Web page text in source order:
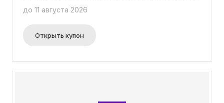
до 11 августа 2026
Открыть купон